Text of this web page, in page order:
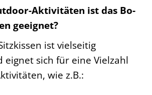
Aktivitäten ist das Bo-
geeignet?
ist vielseitig
eignet sich für eine Vielzahl
wie z.B.: